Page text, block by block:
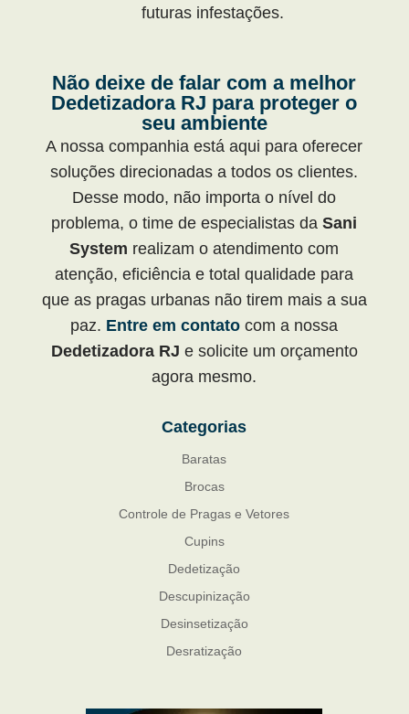
futuras infestações.
Não deixe de falar com a melhor
Dedetizadora RJ para proteger o
seu ambiente
A nossa companhia está aqui para oferecer
soluções direcionadas a todos os clientes.
Desse modo, não importa o nível do
problema, o time de especialistas daSani
System realizam o atendimento com
atenção, eficiência e total qualidade para
que as pragas urbanas não tirem mais a sua
paz. Entre em contato com a nossa
Dedetizadora RJ e solicite um orçamento
agora mesmo.
Categorias
Baratas
Brocas
Controle de Pragas e Vetores
Cupins
Dedetização
Descupinização
Desinsetização
Desratização
Mosquito Mist